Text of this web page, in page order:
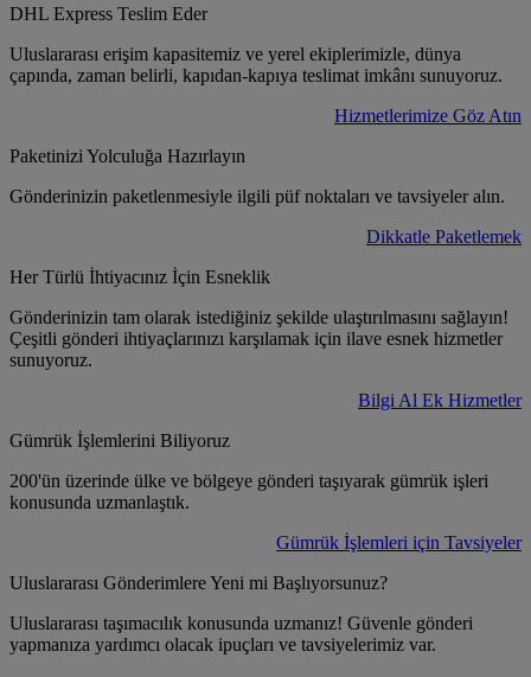
DHL Express Teslim Eder
Uluslararası erişim kapasitemiz ve yerel ekiplerimizle, dünya
çapında, zaman belirli, kapıdan-kapıya teslimat imkânı sunuyoruz.
Hizmetlerimize Göz Atın
Paketinizi Yolculuğa Hazırlayın
Gönderinizin paketlenmesiyle ilgili püf noktaları ve tavsiyeler alın.
Dikkatle Paketlemek
Her Türlü İhtiyacınız İçin Esneklik
Gönderinizin tam olarak istediğiniz şekilde ulaştırılmasını sağlayın!
Çeşitli gönderi ihtiyaçlarınızı karşılamak için ilave esnek hizmetler
sunuyoruz.
Bilgi Al Ek Hizmetler
Gümrük İşlemlerini Biliyoruz
200'ün üzerinde ülke ve bölgeye gönderi taşıyarak gümrük işleri
konusunda uzmanlaştık.
Gümrük İşlemleri için Tavsiyeler
Uluslararası Gönderimlere Yeni mi Başlıyorsunuz?
Uluslararası taşımacılık konusunda uzmanız! Güvenle gönderi
yapmanıza yardımcı olacak ipuçları ve tavsiyelerimiz var.